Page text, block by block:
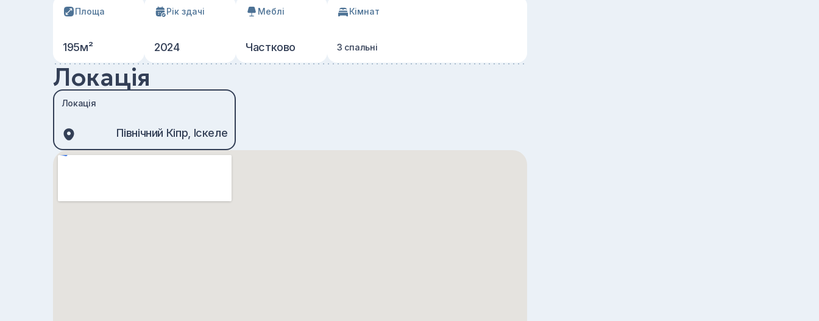
Площа
195м²
Рік здачі
2024
Меблі
Частково
Кімнат
3 спальні
Локація
Локація
Північний Кіпр, Іскеле